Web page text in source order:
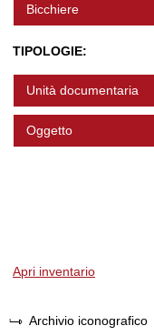
Bicchiere
TIPOLOGIE:
Unità documentaria
Oggetto
Apri inventario
Archivio iconografico